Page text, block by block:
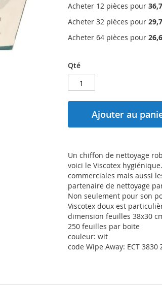
Acheter 12 pièces pour
Acheter 32 pièces pour
Acheter 64 pièces pour
Qté
Ajouter au
Un chiffon de nettoyage
voici le Viscotex
commerciales mais aussi
partenaire de nettoyage
Non seulement pour son
Viscotex doux est
dimension feuilles 38x30
250 feuilles par boite
couleur: wit
code Wipe Away: ECT 3830